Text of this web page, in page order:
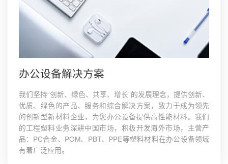
办公设备解决方案
我们坚持“创新、绿色、共享、增长”的发展理念，提供创新、
优质、绿色的产品、服务和综合解决方案，致力于成为领先
的创新型新材料企业，为您办公设备提供高性能材料。我们
的工程塑料业务深耕中国市场，积极开发海外市场，主营产
品：PC合金、POM、PBT、PPE等塑料材料在办公设备领域
有着广泛应用。